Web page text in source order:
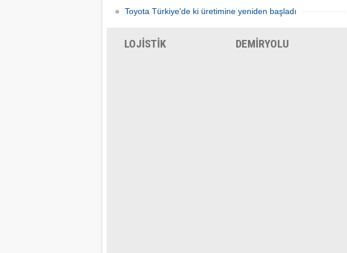
Toyota Türkiye'de ki üretimine yeniden başladı
LOJİSTİK DEMİRYOLU